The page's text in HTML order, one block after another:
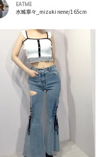
EATME
水城寧々_mizuki nene/165cm